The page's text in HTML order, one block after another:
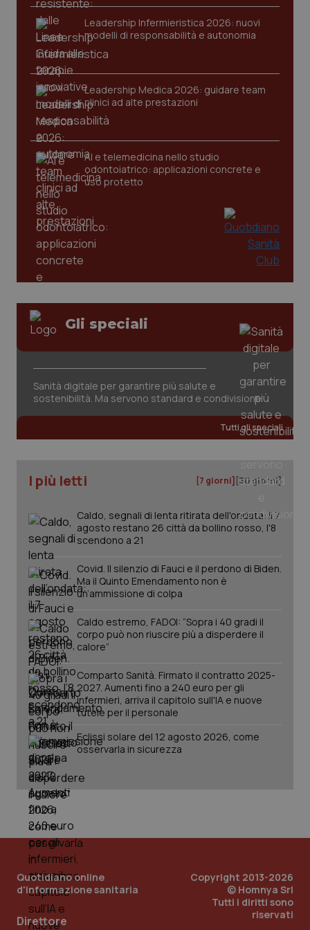
Leadership Infermieristica 2026: nuovi
modelli di responsabilità e autonomia
Leadership Medica 2026: guidare team
clinici ad alte prestazioni
AI e telemedicina nello studio
odontoiatrico: applicazioni concrete e
uso protetto
Gli speciali
Sanità digitale per garantire più salute e
sostenibilità. Ma servono standard e condivisione
Tutti gli speciali
I più letti [7 giorni] [30 giorni]
Caldo, segnali di lenta ritirata dell'ondata: il 7
agosto restano 26 città da bollino rosso, l'8
scendono a 21
Covid. Il silenzio di Fauci e il perdono di Biden.
Ma il Quinto Emendamento non è
un’ammissione di colpa
Caldo estremo, FADOI: “Sopra i 40 gradi il
corpo può non riuscire più a disperdere il
calore”
Comparto Sanità. Firmato il contratto 2025-
2027. Aumenti fino a 240 euro per gli
infermieri, arriva il capitolo sull'IA e nuove
tutele per il personale
Eclissi solare del 12 agosto 2026, come
osservarla in sicurezza
Quotidiano online
d'informazione sanitaria
Direttore
Copyright 2013-2026
© Homnya Srl
Tutti i diritti sono
riservati
VISITOR_PRIVACY_METADATA
.youtube.com
CookieScriptConsent
CookieScript
www.quotidianosanita.it
tracking-enable
www.quotidianosanita.it
2
tracking-sites-ironfish-
www.quotidianosanita.it
_ga
Google LLC
.quotidianosanita.it